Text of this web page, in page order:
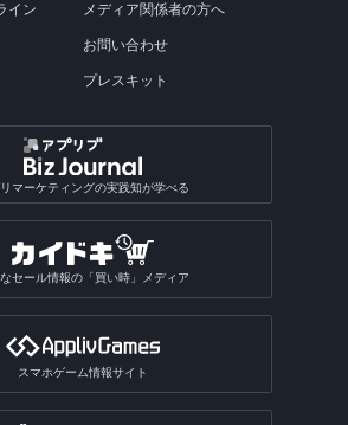
イン メディア関係者の方へ
お問い合わせ
プレスキット
マーケティングの実践知が学べる
セール情報の「買い時」メディア
スマホゲーム情報サイト